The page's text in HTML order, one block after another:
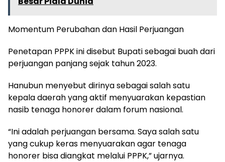
Momentum Perubahan dan Hasil Perjuangan
Penetapan PPPK ini disebut Bupati sebagai buah dari
perjuangan panjang sejak tahun 2023.
Hanubun menyebut dirinya sebagai salah satu
kepala daerah yang aktif menyuarakan kepastian
nasib tenaga honorer dalam forum nasional.
“Ini adalah perjuangan bersama. Saya salah satu
yang cukup keras menyuarakan agar tenaga
honorer bisa diangkat melalui PPPK,” ujarnya.